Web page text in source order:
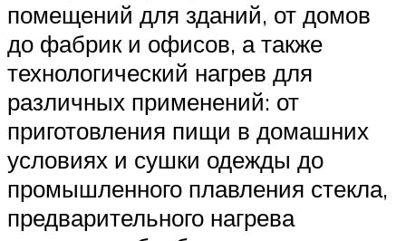
помещений для зданий, от домов
до фабрик и офисов, а также
технологический нагрев для
различных применений: от
приготовления пищи в домашних
условиях и сушки одежды до
промышленного плавления стекла,
предварительного нагрева